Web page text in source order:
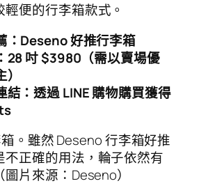
便的行李箱款式。
：Deseno 好推行李箱
28 吋 $3980（需以賣場優
結：透過 LINE 購物購買獲得
。雖然 Deseno 行李箱好推
不正確的用法，輪子依然有
片來源：Deseno）